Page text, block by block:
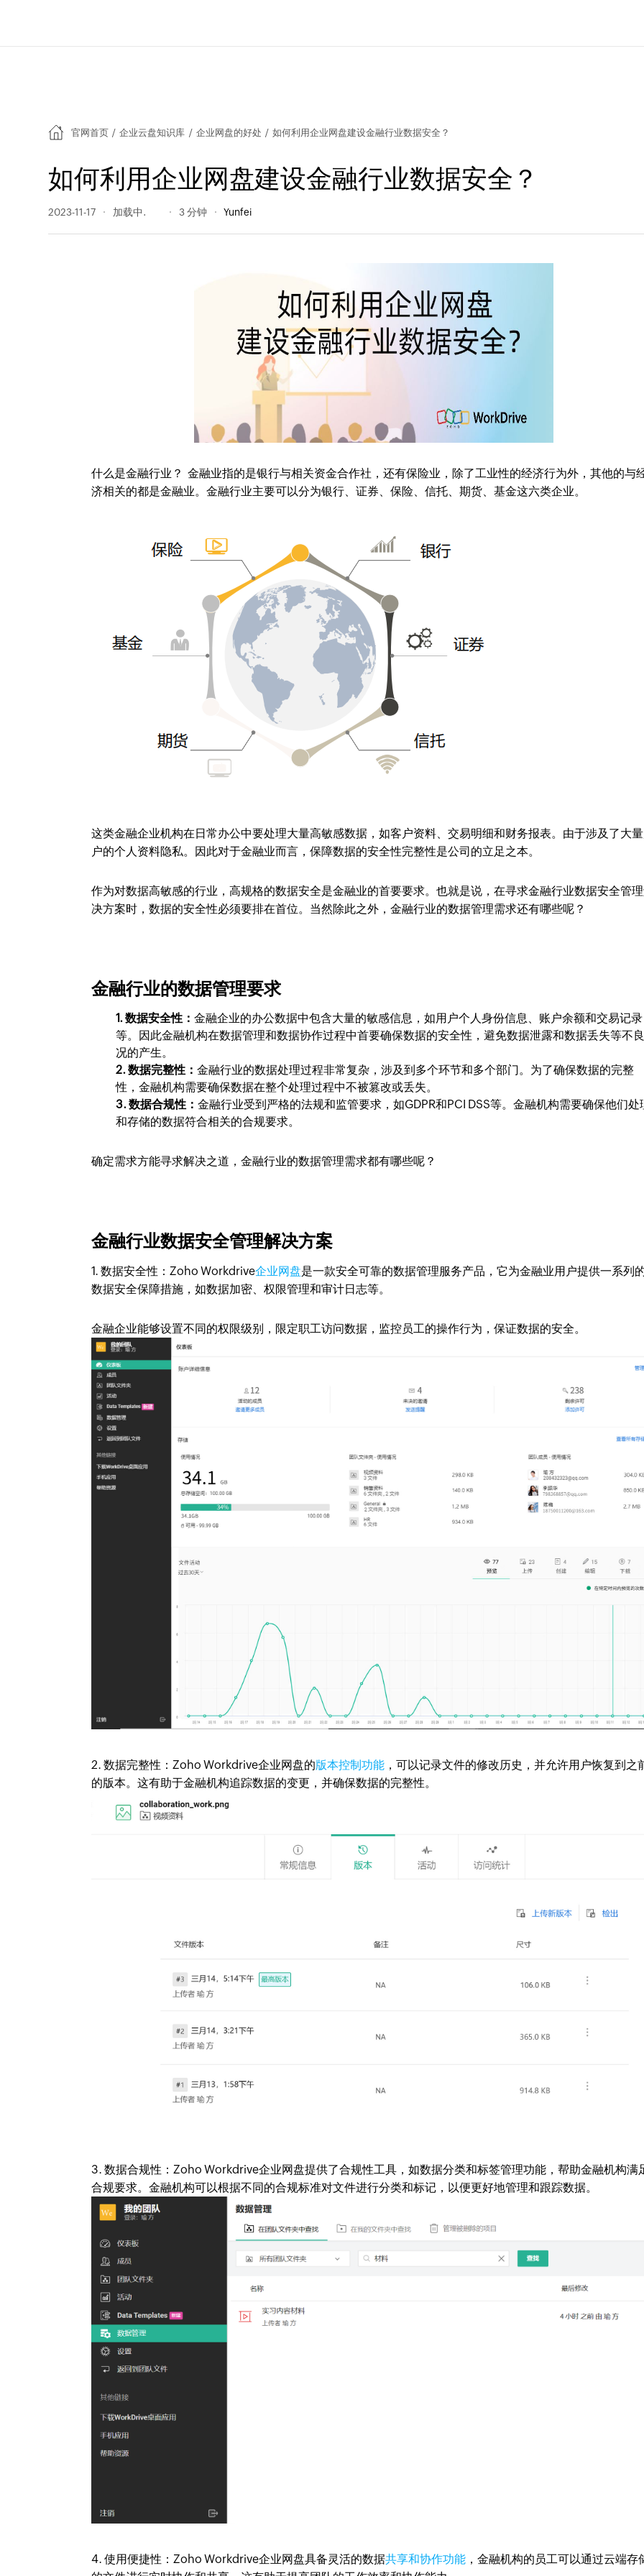
官网首页 / 企业云盘知识库 / 企业网盘的好处 / 如何利用企业网盘建设金融行业数据安全？
如何利用企业网盘建设金融行业数据安全？
2023-11-17 105 阅读量 3 分钟 Yunfei
什么是金融行业？ 金融业指的是银行与相关资金合作社，还有保险业，除了工业性的经济行为外，其他的与
济相关的都是金融业。金融行业主要可以分为银行、证券、保险、信托、期货、基金这六类企业。
这类金融企业机构在日常办公中要处理大量高敏感数据，如客户资料、交易明细和财务报表。由于涉及了大
户的个人资料隐私。因此对于金融业而言，保障数据的安全性完整性是公司的立足之本。
作为对数据高敏感的行业，高规格的数据安全是金融业的首要要求。也就是说，在寻求金融行业数据安全管
决方案时，数据的安全性必须要排在首位。当然除此之外，金融行业的数据管理需求还有哪些呢？
金融行业的数据管理要求
1. 数据安全性：金融企业的办公数据中包含大量的敏感信息，如用户个人身份信息、账户余额和交易记录
等。因此金融机构在数据管理和数据协作过程中首要确保数据的安全性，避免数据泄露和数据丢失等不
况的产生。
2. 数据完整性：金融行业的数据处理过程非常复杂，涉及到多个环节和多个部门。为了确保数据的完整
性，金融机构需要确保数据在整个处理过程中不被篡改或丢失。
3. 数据合规性：金融行业受到严格的法规和监管要求，如GDPR和PCI DSS等。金融机构需要确保他们处
和存储的数据符合相关的合规要求。
确定需求方能寻求解决之道，金融行业的数据管理需求都有哪些呢？
金融行业数据安全管理解决方案
1. 数据安全性：Zoho Workdrive企业网盘是一款安全可靠的数据管理服务产品，它为金融业用户提供一系列
数据安全保障措施，如数据加密、权限管理和审计日志等。
金融企业能够设置不同的权限级别，限定职工访问数据，监控员工的操作行为，保证数据的安全。
2. 数据完整性：Zoho Workdrive企业网盘的版本控制功能 ，可以记录文件的修改历史，并允许用户恢复到之
的版本。这有助于金融机构追踪数据的变更，并确保数据的完整性。
3. 数据合规性：Zoho Workdrive企业网盘提供了合规性工具，如数据分类和标签管理功能，帮助金融机构满
合规要求。金融机构可以根据不同的合规标准对文件进行分类和标记，以便更好地管理和跟踪数据。
4. 使用便捷性：Zoho Workdrive企业网盘具备灵活的数据共享和协作功能 ，金融机构的员工可以通过云端存